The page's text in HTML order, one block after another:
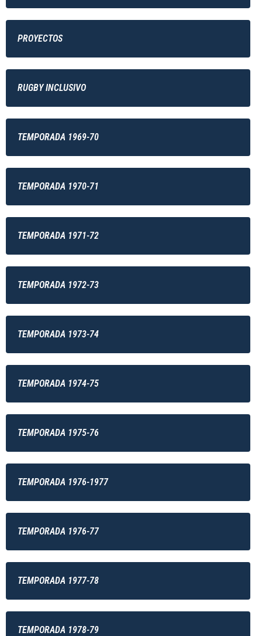
PROYECTOS
RUGBY INCLUSIVO
TEMPORADA 1969-70
TEMPORADA 1970-71
TEMPORADA 1971-72
TEMPORADA 1972-73
TEMPORADA 1973-74
TEMPORADA 1974-75
TEMPORADA 1975-76
TEMPORADA 1976-1977
TEMPORADA 1976-77
TEMPORADA 1977-78
TEMPORADA 1978-79